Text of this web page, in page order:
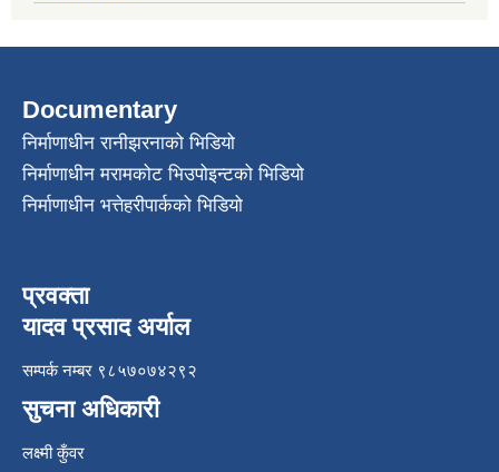
Documentary
निर्माणाधीन रानीझरनाको भिडियो
निर्माणाधीन मरामकोट भिउपोइन्टको भिडियो
निर्माणाधीन भत्तेहरीपार्कको भिडियो
प्रवक्ता
यादव प्रसाद अर्याल
सम्पर्क नम्बर ९८५७०७४२९२
सुचना अधिकारी
लक्ष्मी कुँवर